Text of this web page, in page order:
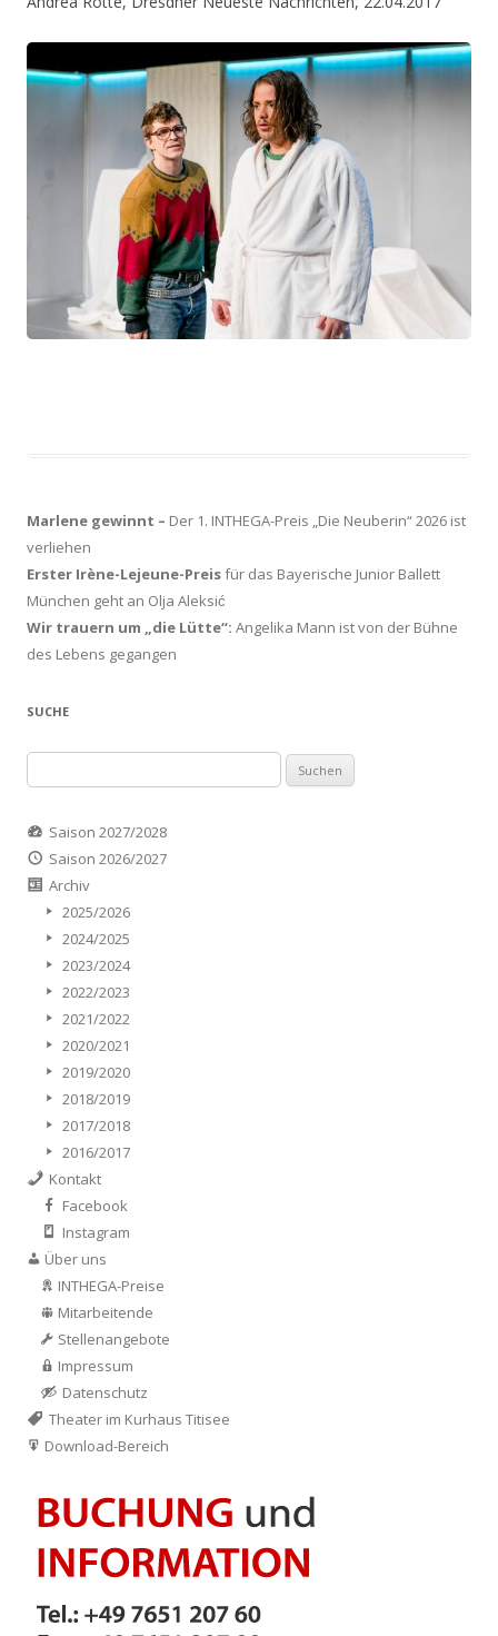
Marlene gewinnt – Der 1. INTHEGA-Preis „Die Neuberin“ 2026 ist
verliehen
Erster Irène-Lejeune-Preisfür das Bayerische Junior Ballett
München geht an Olja Aleksić
Wir trauern um „die Lütte“: Angelika Mann ist von der Bühne
des Lebens gegangen
SUCHE
nach:
Saison 2027/2028
Saison 2026/2027
Archiv
2025/2026
2024/2025
2023/2024
2022/2023
2021/2022
2020/2021
2019/2020
2018/2019
2017/2018
2016/2017
Kontakt
Facebook
Instagram
Über uns
INTHEGA-Preise
Mitarbeitende
Stellenangebote
Impressum
Datenschutz
Theater im Kurhaus Titisee
Download-Bereich